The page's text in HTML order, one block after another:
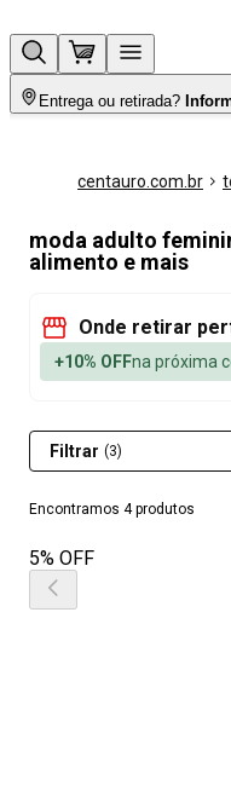
Entrega ou retirada?
centauro.com.br
moda adulto
alimento e mais
Onde retirar
+10% OFFna próxima
Encontramos 4 produtos
Filtrar (3)
5% OFF